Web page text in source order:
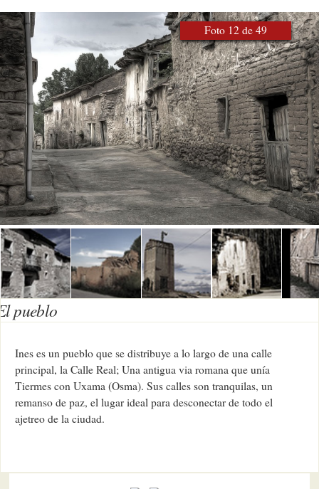
Foto 12 de 49
pueblo
Ines es un pueblo que se distribuye a lo largo de una calle
principal, la Calle Real; Una antigua via romana que unía
Tiermes con Uxama (Osma). Sus calles son tranquilas, un
remanso de paz, el lugar ideal para desconectar de todo el
ajetreo de la ciudad.